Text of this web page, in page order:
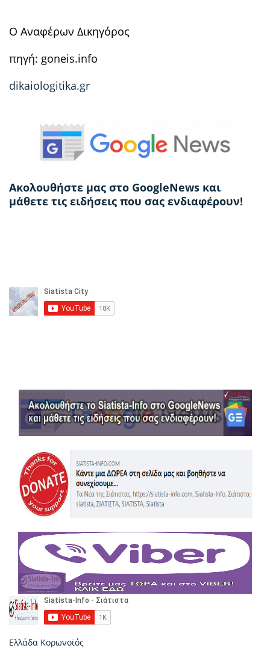
Ο Αναφέρων Δικηγόρος
πηγή: goneis.info
dikaiologitika.gr
Ακολουθήστε μας στο GoogleNews και
μάθετε τις ειδήσεις που σας ενδιαφέρουν!
Ελλάδα Κορωνοϊός